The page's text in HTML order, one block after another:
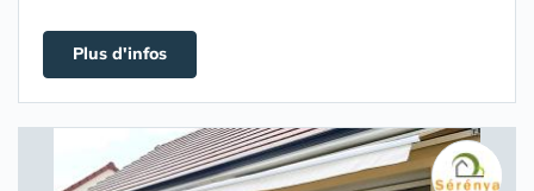
Plus d'infos